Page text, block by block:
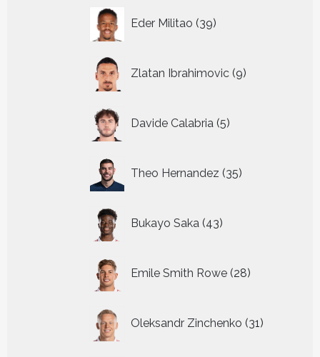
Eder Militao 39
producten
Zlatan Ibrahimovic 9
producten
Davide Calabria 5
producten
Theo Hernandez 35
producten
Bukayo Saka 43
producten
Emile Smith Rowe 28
producten
Oleksandr Zinchenko 31
producten